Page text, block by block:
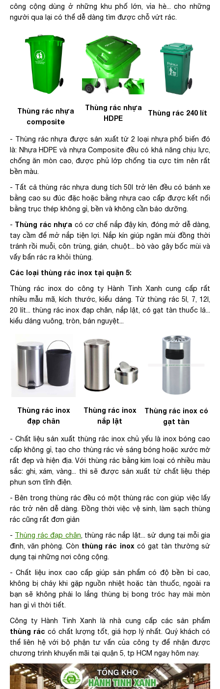
công cộng dùng ở những khu phố lớn, vỉa hè... cho những
người qua lại có thể dễ dàng tìm được chỗ vứt rác.
Thùng rác nhựa
composite
Thùng rác nhựa
HDPE
Thùng rác 240 lít
- Thùng rác nhựa được sản xuất từ 2 loại nhựa phổ biến đó
là: Nhựa HDPE và nhựa Composite đều có khả năng chịu lực,
chống ăn mòn cao, được phủ lớp chống tia cực tím nên rất
bền màu.
- Tất cả thùng rác nhựa dung tích 50l trở lên đều có bánh xe
bằng cao su đúc đặc hoặc bằng nhựa cao cấp được kết nối
bằng trục thép không gỉ, bền và không cần bảo dưỡng.
- Thùng rác nhựa có cơ chế nắp đậy kín, đóng mở dễ dàng,
tay cầm để mở nắp tiện lợi. Nắp kín giúp ngăn mùi đồng thời
tránh rồi muỗi, côn trùng, gián, chuột... bò vào gây bốc mùi và
vấy bẩn rác ra khỏi thùng.
Các loại thùng rác inox tại quận 5:
Thùng rác inox do công ty Hành Tinh Xanh cung cấp rất
nhiều mẫu mã, kích thước, kiểu dáng. Từ thùng rác 5l, 7, 12l,
20 lít... thùng rác inox đạp chân, nắp lật, có gạt tàn thuốc lá...
kiểu dáng vuông, tròn, bán nguyệt...
Thùng rác inox
đạp chân
Thùng rác inox
nắp lật
Thùng rác inox có
gạt tàn
- Chất liệu sản xuất thùng rác inox chủ yếu là inox bóng cao
cấp không gỉ, tạo cho thùng rác vẻ sáng bóng hoặc xước mờ
rất đẹp và hiện địa. Với thùng rác bằng kim loại có nhiều màu
sắc: ghi, xám, vàng... thì sẽ được sản xuất từ chất liệu thép
phun sơn tĩnh điện.
- Bên trong thùng rác đều có một thùng rác con giúp việc lấy
rác trở nên dễ dàng. Đồng thời việc vệ sinh, làm sạch thùng
rác cũng rất đơn giản
- Thùng rác đạp chân, thùng rác nắp lật... sử dụng tại mỗi gia
đình, văn phòng. Còn thùng rác inox có gạt tàn thường sử
dụng tại những nơi công cộng.
- Chất liệu inox cao cấp giúp sản phẩm có độ bền bỉ cao,
không bị cháy khi gặp nguồn nhiệt hoặc tàn thuốc, ngoài ra
bạn sẽ không phải lo lắng thùng bị bong tróc hay mài mòn
han gỉ vì thời tiết.
Công ty Hành Tinh Xanh là nhà cung cấp các sản phẩm
thùng rác có chất lượng tốt, giá hợp lý nhất. Quý khách có
thể liên hệ với bộ phận tư vấn của công ty để nhận được
chương trình khuyến mãi tại quận 5, tp HCM ngay hôm nay.